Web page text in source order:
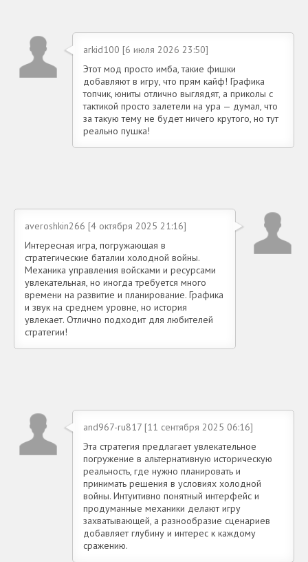
arkid100 [6 июля 2026 23:50]
Этот мод просто имба, такие фишки
добавляют в игру, что прям кайф! Графика
топчик, юниты отлично выглядят, а приколы с
тактикой просто залетели на ура — думал, что
за такую тему не будет ничего крутого, но тут
реально пушка!
averoshkin266 [4 октября 2025 21:16]
Интересная игра, погружающая в
стратегические баталии холодной войны.
Механика управления войсками и ресурсами
увлекательная, но иногда требуется много
времени на развитие и планирование. Графика
и звук на среднем уровне, но история
увлекает. Отлично подходит для любителей
стратегии!
and967-ru817 [11 сентября 2025 06:16]
Эта стратегия предлагает увлекательное
погружение в альтернативную историческую
реальность, где нужно планировать и
принимать решения в условиях холодной
войны. Интуитивно понятный интерфейс и
продуманные механики делают игру
захватывающей, а разнообразие сценариев
добавляет глубину и интерес к каждому
сражению.